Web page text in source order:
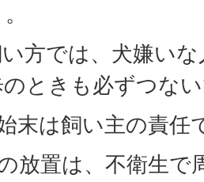
方では、犬嫌い
ときも必ずつな
末は飼い主の責任
放置は、不衛生で